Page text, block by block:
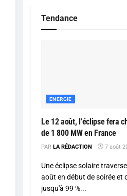
Tendance
ENERGIE
Le 12 août, l’éclipse fera
de 1 800 MW en France
PAR LA RÉDACTION 7 août
Une éclipse solaire
août en début de soirée et
jusqu'à 99 %...